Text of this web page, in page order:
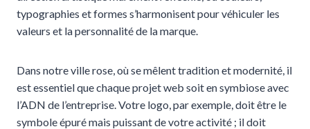
typographies et formes s’harmonisent pour véhiculer les
valeurs et la personnalité de la marque.
Dans notre ville rose, où se mêlent tradition et modernité, il
est essentiel que chaque projet web soit en symbiose avec
l’ADN de l’entreprise. Votre logo, par exemple, doit être le
symbole épuré mais puissant de votre activité ; il doit